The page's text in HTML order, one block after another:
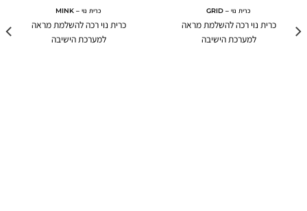
כרית נוי – GRID
כרית נוי רכה להשלמת מראה
למערכת הישיבה
כרית נוי – MINK
כרית נוי רכה להשלמת מראה
למערכת הישיבה